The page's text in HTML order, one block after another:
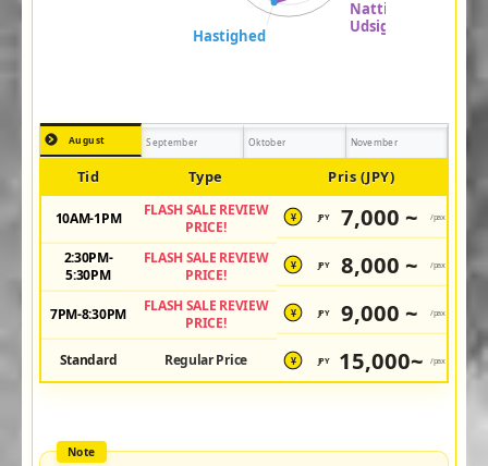
August September Oktober November
Tid Type Pris (JPY)
10AM-1PM
FLASH SALE REVIEW
PRICE!
¥ JPY 7,000 ~ /pax
2:30PM-
5:30PM
FLASH SALE REVIEW
PRICE!
¥ JPY 8,000 ~ /pax
7PM-8:30PM
FLASH SALE REVIEW
PRICE!
¥ JPY 9,000 ~ /pax
Standard Regular Price ¥ JPY 15,000~ /pax